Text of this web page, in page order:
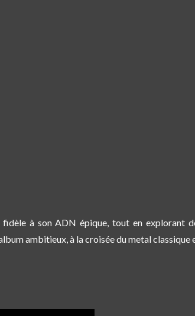
fidèle à son ADN épique, tout en explorant
ambitieux, à la croisée dumetal classique